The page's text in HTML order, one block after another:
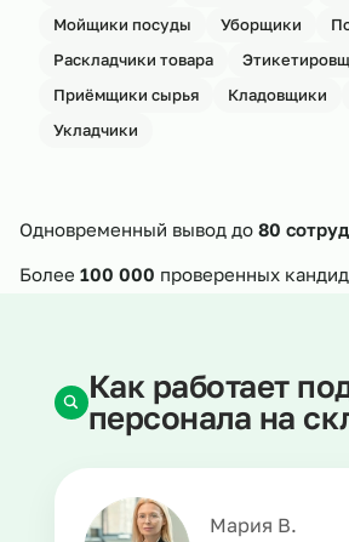
Мойщики посуды
Уборщики
Раскладчики товара
Приёмщики сырья
Кладовщики
Укладчики
Одновременный вывод до 80
Более 100 000 проверенных
Мария В.
Как работает
персонала на